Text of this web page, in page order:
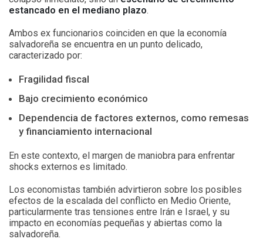
estancado en el mediano plazo.
Ambos ex funcionarios coinciden en que la economía
salvadoreña se encuentra en un punto delicado,
caracterizado por:
Fragilidad fiscal
Bajo crecimiento económico
Dependencia de factores externos, como remesas
y financiamiento internacional
En este contexto, el margen de maniobra para enfrentar
shocks externos es limitado.
Los economistas también advirtieron sobre los posibles
efectos de la escalada del conflicto en Medio Oriente,
particularmente tras tensiones entre Irán e Israel, y su
impacto en economías pequeñas y abiertas como la
salvadoreña.